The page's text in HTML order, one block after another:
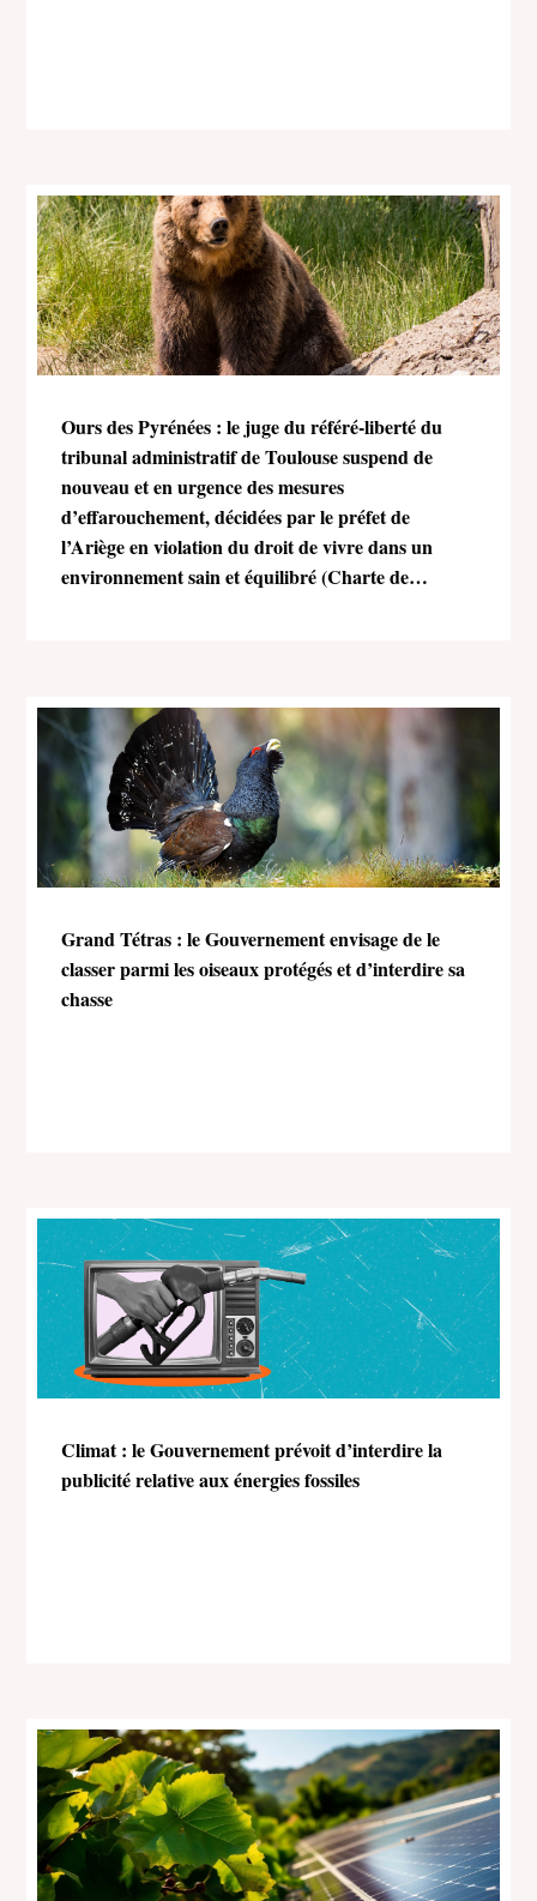
Ours des Pyrénées : le juge du référé-liberté du
tribunal administratif de Toulouse suspend de
nouveau et en urgence des mesures
d’effarouchement, décidées par le préfet de
l’Ariège en violation du droit de vivre dans un
environnement sain et équilibré (Charte de
Grand Tétras : le Gouvernement envisage de le
classer parmi les oiseaux protégés et d’interdire sa
chasse
Climat : le Gouvernement prévoit d’interdire la
publicité relative aux énergies fossiles